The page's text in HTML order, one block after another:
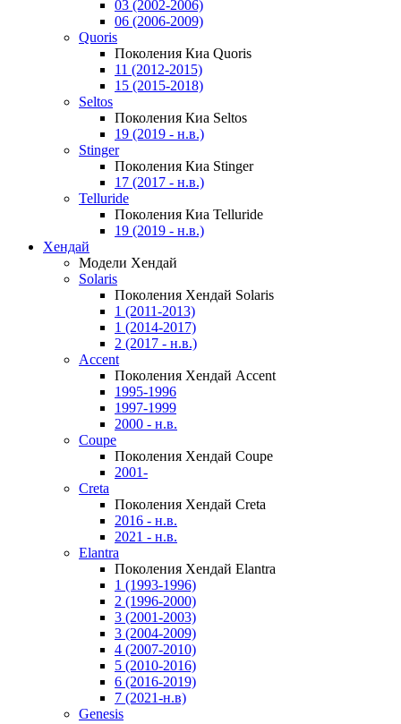
03 (2002-2006)
06 (2006-2009)
Quoris
Поколения Киа Quoris
11 (2012-2015)
15 (2015-2018)
Seltos
Поколения Киа Seltos
19 (2019 - н.в.)
Stinger
Поколения Киа Stinger
17 (2017 - н.в.)
Telluride
Поколения Киа Telluride
19 (2019 - н.в.)
Хендай
Модели Хендай
Solaris
Поколения Хендай Solaris
1 (2011-2013)
1 (2014-2017)
2 (2017 - н.в.)
Accent
Поколения Хендай Accent
1995-1996
1997-1999
2000 - н.в.
Coupe
Поколения Хендай Coupe
2001-
Creta
Поколения Хендай Creta
2016 - н.в.
2021 - н.в.
Elantra
Поколения Хендай Elantra
1 (1993-1996)
2 (1996-2000)
3 (2001-2003)
3 (2004-2009)
4 (2007-2010)
5 (2010-2016)
6 (2016-2019)
7 (2021-н.в)
Genesis